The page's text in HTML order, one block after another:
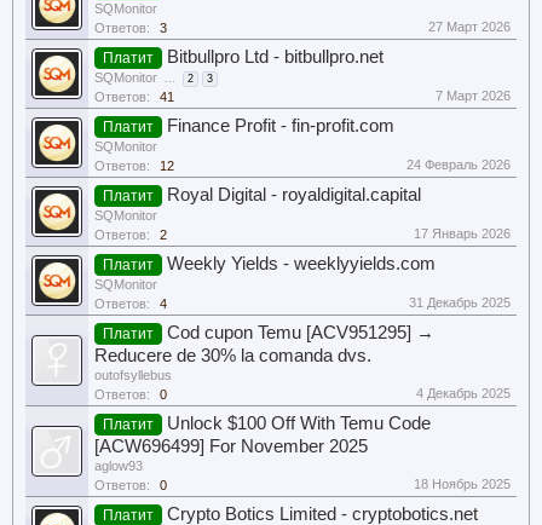
SQMonitor
Ответов:
3 27 Март 2026
Платит Bitbullpro Ltd - bitbullpro.net
SQMonitor ... 2 3
Ответов: 41 7 Март 2026
Платит Finance Profit - fin-profit.com
SQMonitor
Ответов:
12 24 Февраль 2026
Платит Royal Digital - royaldigital.capital
SQMonitor
Ответов:
2 17 Январь 2026
Платит Weekly Yields - weeklyyields.com
SQMonitor
Ответов:
4 31 Декабрь 2025
Платит
Cod cupon Temu [ACV951295] →
Reducere de 30% la comanda dvs.
outofsyllebus
Ответов:
0 4 Декабрь 2025
Платит
Unlock $100 Off With Temu Code
[ACW696499] For November 2025
aglow93
Ответов:
0 18 Ноябрь 2025
Платит Crypto Botics Limited - cryptobotics.net